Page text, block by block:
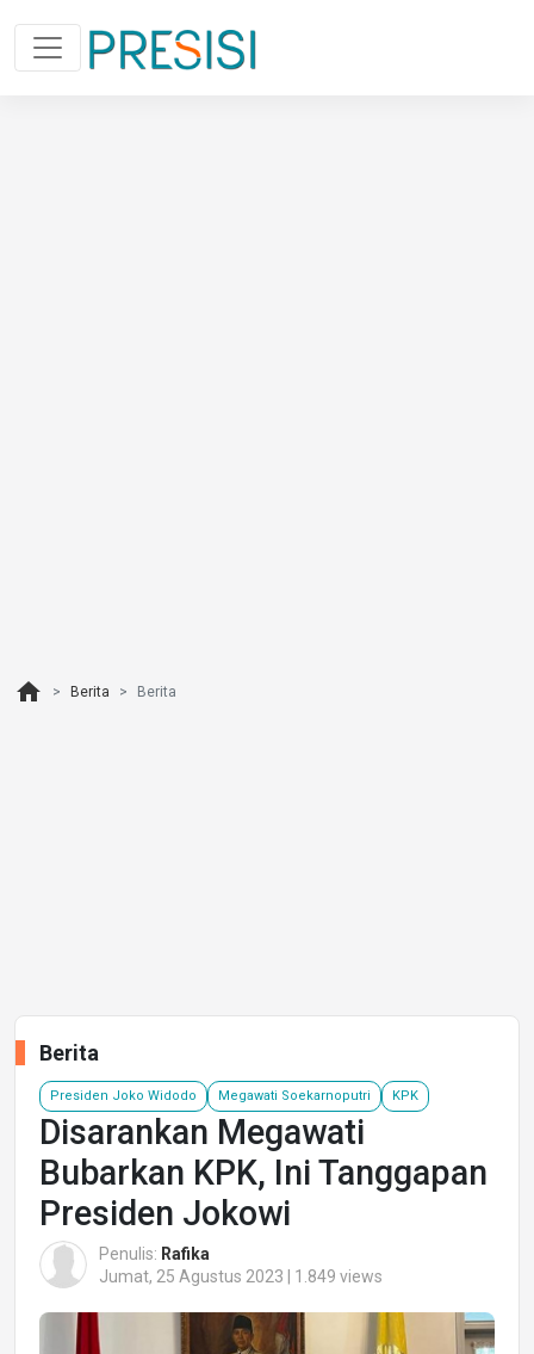
home Berita Berita
Berita
Presiden Joko Widodo Megawati Soekarnoputri KPK
Disarankan Megawati
Bubarkan KPK, Ini Tanggapan
Presiden Jokowi
Penulis: Rafika
Jumat, 25 Agustus 2023 | 1.849 views